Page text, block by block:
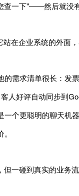
查一下"——然后就没有
在企业系统的外面
需求清单很长：发
人好评自动同步到
一个更聪明的聊天
一碰到真实的业务